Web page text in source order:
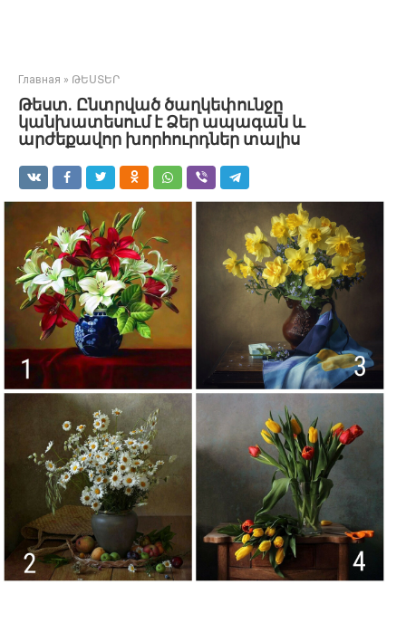
Главная » ԹԵՍՏԵՐ
Թեստ. Ընտրված ծաղկեփունջը
կանխատեսում է Ձեր ապագան և
արժեքավոր խորհուրդներ տալիս